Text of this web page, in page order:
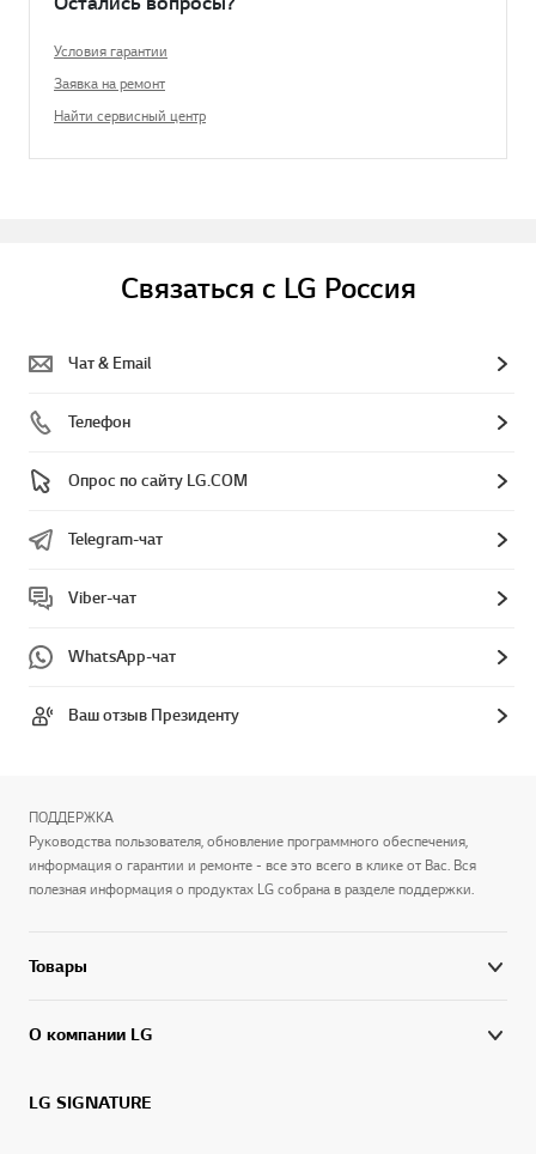
Условия гарантии
Заявка на ремонт
Найти сервисный центр
Связаться с LG Россия
Чат & Email
Телефон
Опрос по сайту LG.COM
Telegram-чат
Viber-чат
WhatsApp-чат
Ваш отзыв Президенту
ПОДДЕРЖКА
Руководства пользователя, обновление программного обеспечения,
информация о гарантии и ремонте - все это всего в клике от Вас. Вся
полезная информация о продуктах LG собрана в разделе поддержки.
Товары
О компании LG
LG SIGNATURE